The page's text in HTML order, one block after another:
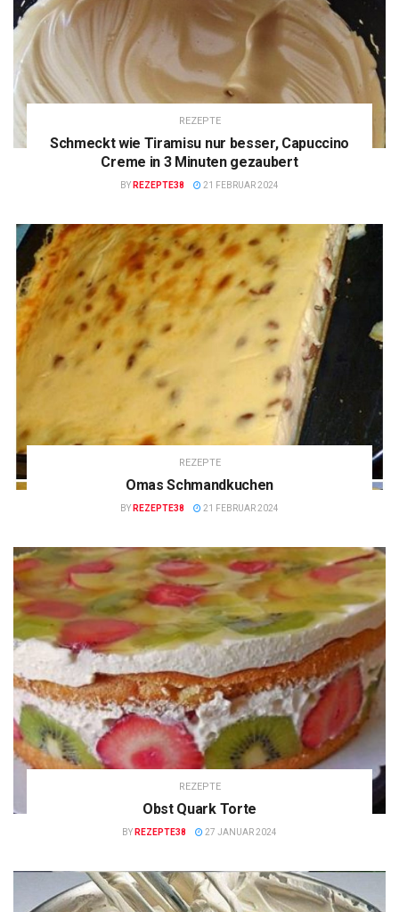
REZEPTE
Schmeckt wie Tiramisu nur besser, Capuccino
Creme in 3 Minuten gezaubert
BY REZEPTE38 21 FEBRUAR 2024
REZEPTE
Omas Schmandkuchen
BY REZEPTE38 21 FEBRUAR 2024
REZEPTE
Obst Quark Torte
BY REZEPTE38 27 JANUAR 2024